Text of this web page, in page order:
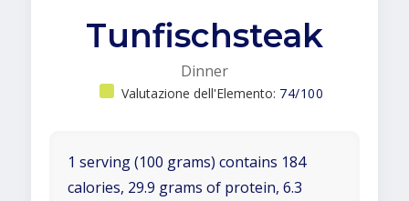
Tunfischsteak
Dinner
Valutazione dell'Elemento: 74/100
1 serving (100 grams) contains 184
calories, 29.9 grams of protein, 6.3